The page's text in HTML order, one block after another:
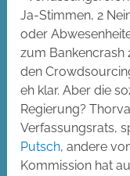
Ja-Stimmen, 2
oder
zum Bankencrash
den
eh klar. Aber die
Regierung?
Verfassungsrats,
Putsch, andere
Kommission hat